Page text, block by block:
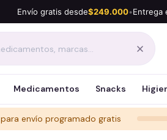
Envío gratis desde$249.000•Entrega
Medicamentos Snacks
para envío programado gratis